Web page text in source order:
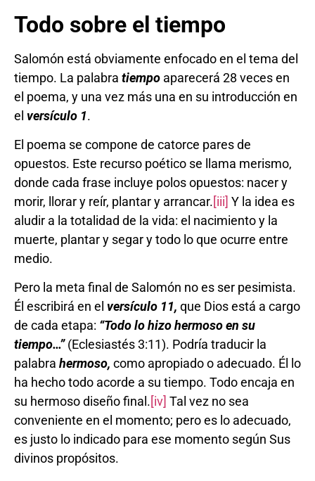
Todo sobre el tiempo
Salomón está obviamente enfocado en el tema del
tiempo. La palabra tiempo aparecerá 28 veces en
el poema, y una vez más una en su introducción en
el versículo 1.
El poema se compone de catorce pares de
opuestos. Este recurso poético se llama merismo,
donde cada frase incluye polos opuestos: nacer y
morir, llorar y reír, plantar y arrancar.[iii] Y la idea es
aludir a la totalidad de la vida: el nacimiento y la
muerte, plantar y segar y todo lo que ocurre entre
medio.
Pero la meta final de Salomón no es ser pesimista.
Él escribirá en el versículo 11, que Dios está a cargo
de cada etapa: “Todo lo hizo hermoso en su
tiempo…”(Eclesiastés 3:11). Podría traducir la
palabra hermoso, como apropiado o adecuado. Él lo
ha hecho todo acorde a su tiempo. Todo encaja en
su hermoso diseño final.[iv] Tal vez no sea
conveniente en el momento; pero es lo adecuado,
es justo lo indicado para ese momento según Sus
divinos propósitos.